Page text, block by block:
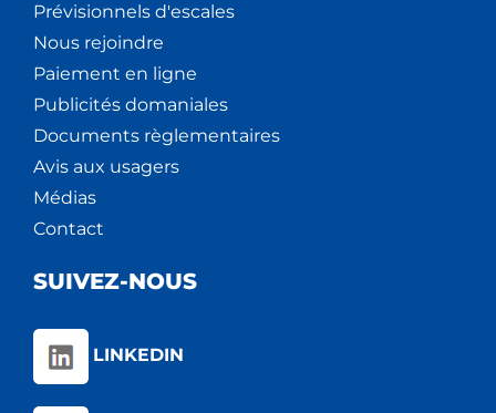
Prévisionnels d'escales
Nous rejoindre
Paiement en ligne
Publicités domaniales
Documents règlementaires
Avis aux usagers
Médias
Contact
SUIVEZ-NOUS
LINKEDIN